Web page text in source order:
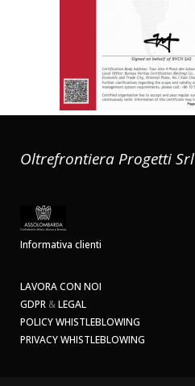
Oltrefrontiera Progetti Srl
Informativa clienti
LAVORA CON NOI
GDPR &LEGAL
POLICY WHISTLEBLOWING
PRIVACY WHISTLEBLOWING